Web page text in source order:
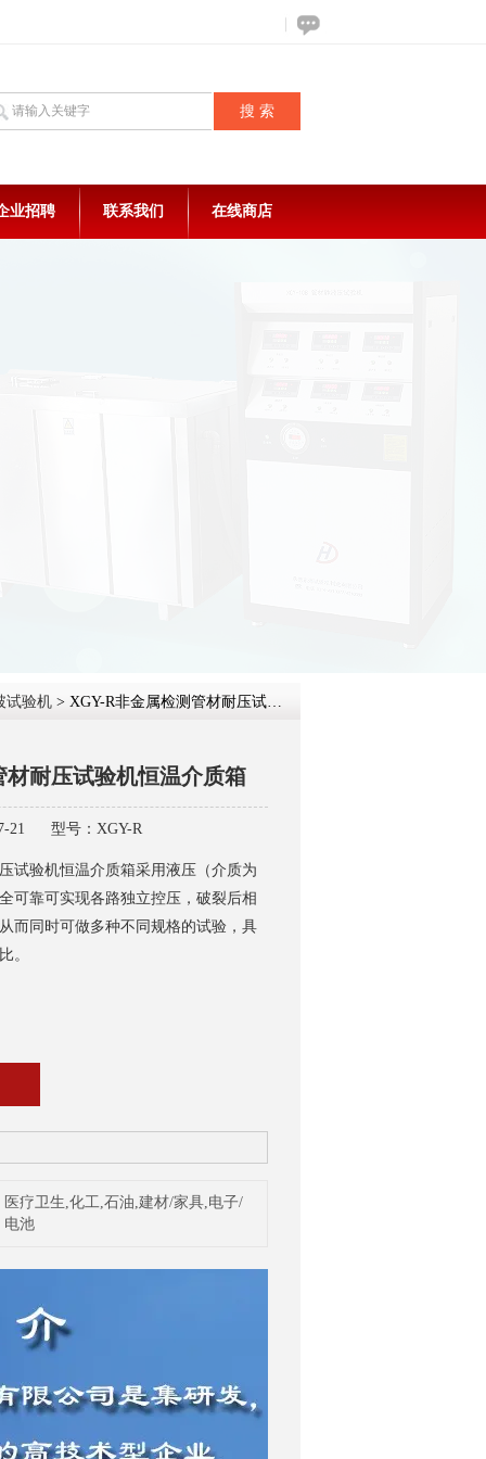
业招聘 联系我们 在线商店
试验机 > XGY-R非金属检测管材耐压试验机恒温介质箱
材耐压试验机恒温介质箱
21 型号：XGY-R
试验机恒温介质箱采用液压（介质为
可靠可实现各路独立控压，破裂后相
而同时可做多种不同规格的试验，具
。
医疗卫生,化工,石油,建材/家具,电子/
电池